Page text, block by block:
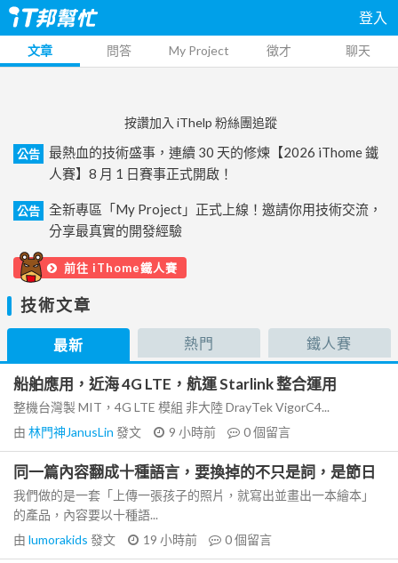
登入
文章 問答 My Project 徵才 聊天
按讚加入 iThelp 粉絲團追蹤
公告
最熱血的技術盛事，連續 30 天的修煉【2026 iThome 鐵
人賽】8 月 1 日賽事正式開啟！
公告
全新專區「My Project」正式上線！邀請你用技術交流，
分享最真實的開發經驗
前往 iThome鐵人賽
技術文章
最新 熱門 鐵人賽
船舶應用，近海 4G LTE，航運 Starlink 整合運用
整機台灣製 MIT，4G LTE 模組 非大陸 DrayTek VigorC4...
由 林門神JanusLin 發文 9 小時前 0個留言
同一篇內容翻成十種語言，要換掉的不只是詞，是節日
我們做的是一套「上傳一張孩子的照片，就寫出並畫出一本繪本」
的產品，內容要以十種語...
由 lumorakids 發文 19 小時前 0個留言